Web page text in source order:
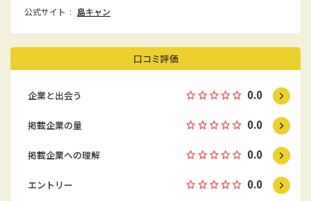
公式サイト 島キャン
口コミ評価
企業と出会う 0.0
掲載企業の量 0.0
掲載企業への理解 0.0
エントリー 0.0